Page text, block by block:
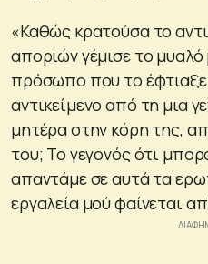
«Καθώς κρατούσα το
αποριών γέμισε το
πρόσωπο που το
αντικείμενο από τη μια
μητέρα στην κόρη της,
του; Το γεγονός ότι
απαντάμε σε αυτά τα
εργαλεία μού φαίνεται